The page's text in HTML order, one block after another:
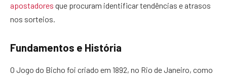
apostadores que procuram identificar tendências e atrasos
nos sorteios.
Fundamentos e História
O Jogo do Bicho foi criado em 1892, no Rio de Janeiro, como